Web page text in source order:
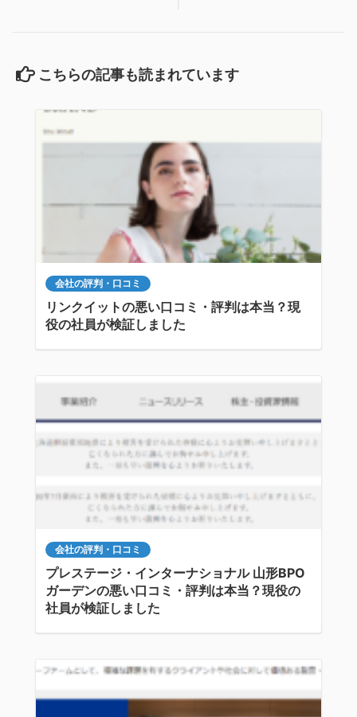
こちらの記事も読まれています
会社の評判・口コミ
リンクイットの悪い口コミ・評判は本当？現
役の社員が検証しました
会社の評判・口コミ
プレステージ・インターナショナル 山形BPO
ガーデンの悪い口コミ・評判は本当？現役の
社員が検証しました